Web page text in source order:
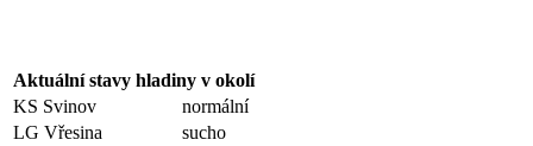
Aktuální stavy hladiny v okolí
KS Svinov
normální
LG Vřesina
sucho